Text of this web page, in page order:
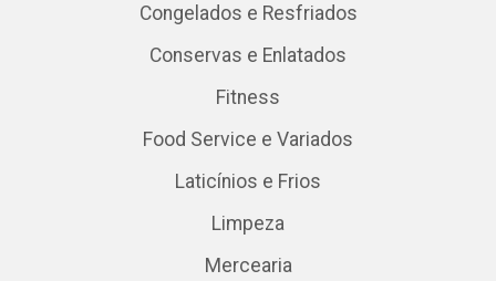
Congelados e Resfriados
Conservas e Enlatados
Fitness
Food Service e Variados
Laticínios e Frios
Limpeza
Mercearia